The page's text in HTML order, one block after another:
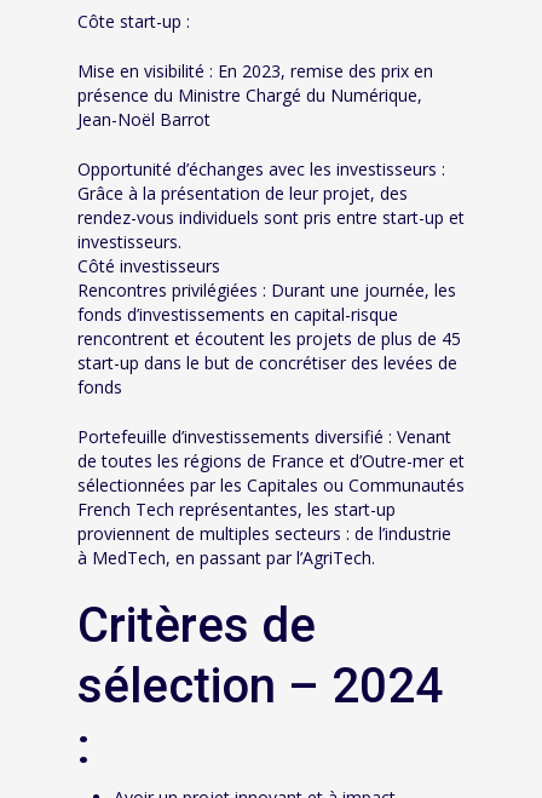
Côte start-up :
Mise en visibilité : En 2023, remise des prix en
présence du Ministre Chargé du Numérique,
Jean-Noël Barrot
Opportunité d’échanges avec les investisseurs :
Grâce à la présentation de leur projet, des
rendez-vous individuels sont pris entre start-up et
investisseurs.
Côté investisseurs
Rencontres privilégiées : Durant une journée, les
fonds d’investissements en capital-risque
rencontrent et écoutent les projets de plus de 45
start-up dans le but de concrétiser des levées de
fonds
Portefeuille d’investissements diversifié : Venant
de toutes les régions de France et d’Outre-mer et
sélectionnées par les Capitales ou Communautés
French Tech représentantes, les start-up
proviennent de multiples secteurs : de l’industrie
à MedTech, en passant par l’AgriTech.
Critères de
sélection – 2024
: